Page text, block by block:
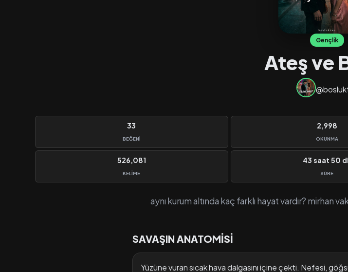
Gençlik
Ateş ve
33
BEĞENI
2,998
OKUNMA
526,081
KELIME
43 saat 50
SÜRE
aynı kurum altında kaç farklı hayat vardır? mirhan
SAVAŞIN ANATOMİSİ
Yüzüne vuran sıcak hava dalgasını içine çekti. Nefesi,